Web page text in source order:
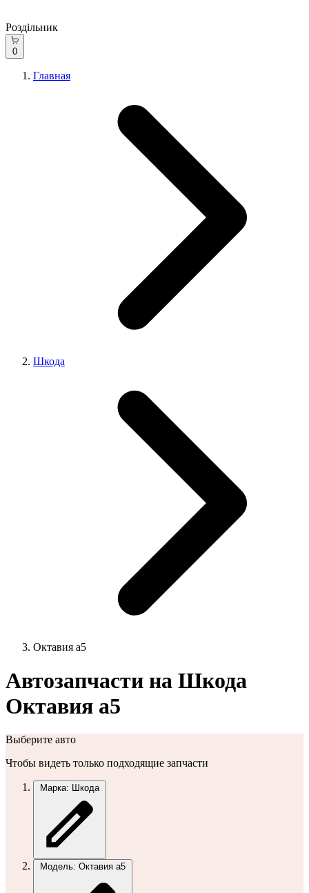
Роздільник
0
Главная
Шкода
Октавия а5
Автозапчасти на Шкода
Октавия а5
Выберите авто
Чтобы видеть только подходящие запчасти
Марка: Шкода
Модель: Октавия а5